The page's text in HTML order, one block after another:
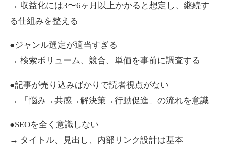
→ 収益化には3〜6ヶ月以上かかると想定し、継続す
る仕組みを整える
●ジャンル選定が適当すぎる
→ 検索ボリューム、競合、単価を事前に調査する
●記事が売り込みばかりで読者視点がない
→ 「悩み→共感→解決策→行動促進」の流れを意識
●SEOを全く意識しない
→ タイトル、見出し、内部リンク設計は基本